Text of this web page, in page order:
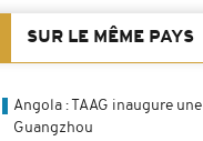
SUR LE MÊME PAYS
Angola : TAAG inaugure
Guangzhou